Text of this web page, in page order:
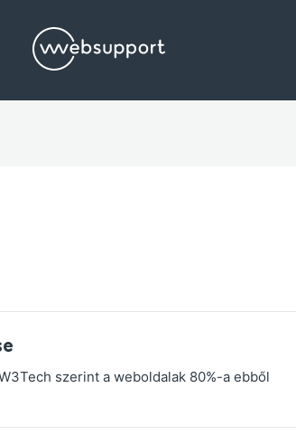
szerint a weboldalak 80%-a ebből